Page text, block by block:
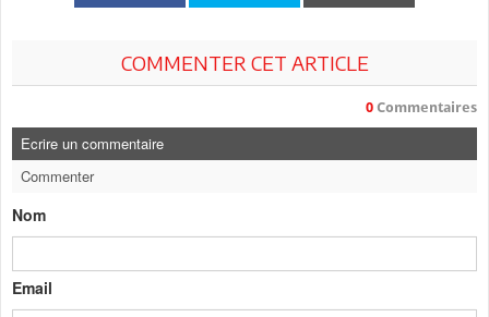
COMMENTER CET ARTICLE
0 Commentaires
Ecrire un commentaire
Commenter
Nom
Email